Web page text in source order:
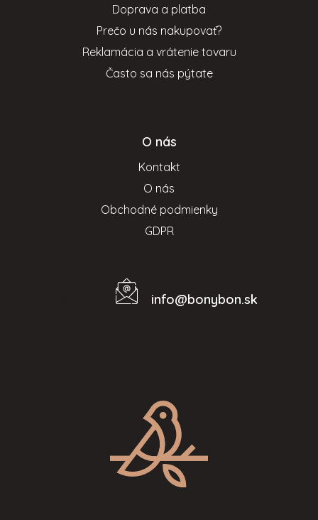
Doprava a platba
Prečo u nás nakupovať?
Reklamácia a vrátenie tovaru
Často sa nás pýtate
O nás
Kontakt
O nás
Obchodné podmienky
GDPR
info@bonybon.sk